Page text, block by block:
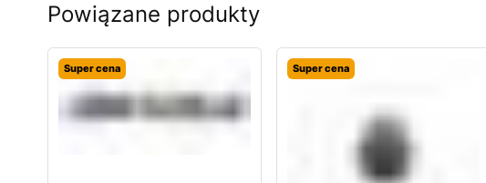
Powiązane produkty
Super cena Super cena